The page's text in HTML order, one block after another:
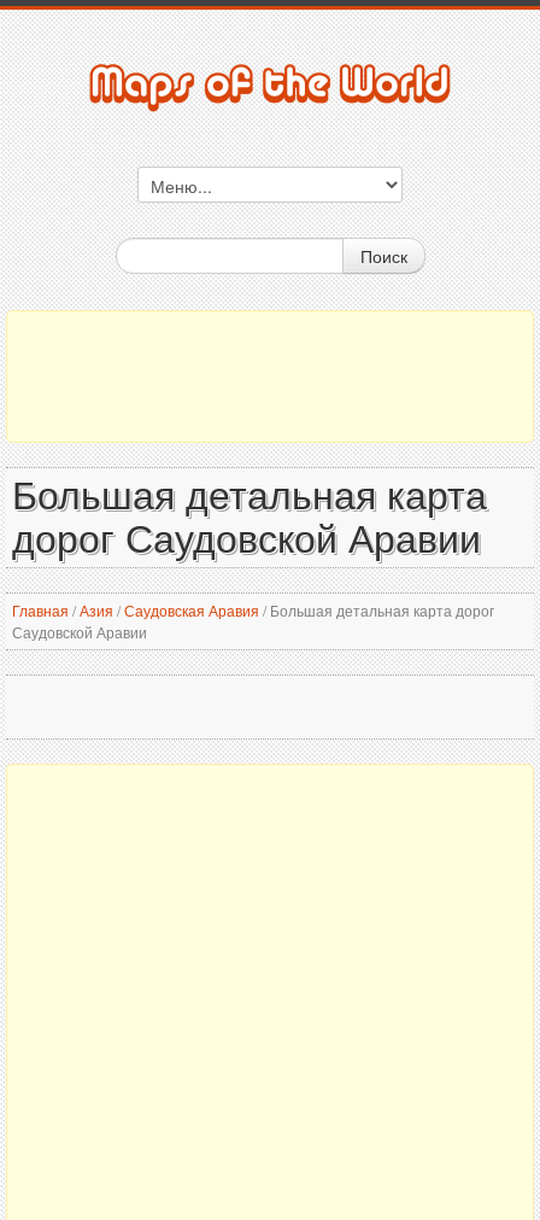
Поиск
Большая детальная карта
дорог Саудовской Аравии
Главная /Азия /Саудовская Аравия /Большая детальная карта дорог
Саудовской Аравии